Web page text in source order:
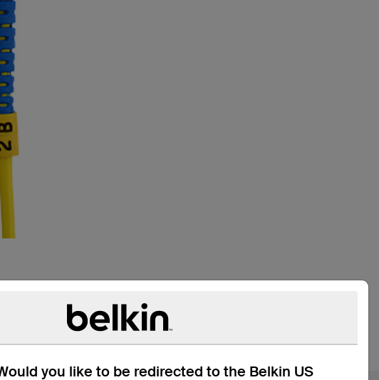
you like to be redirected to the Belkin US